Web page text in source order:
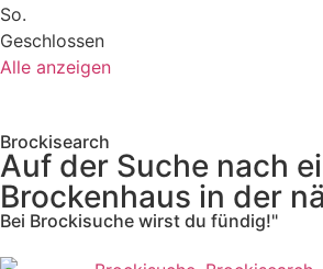
So.
Geschlossen
Alle anzeigen
Brockisearch
Auf der Suche nach
Brockenhaus in der
Bei Brockisuche wirst du fündig!"